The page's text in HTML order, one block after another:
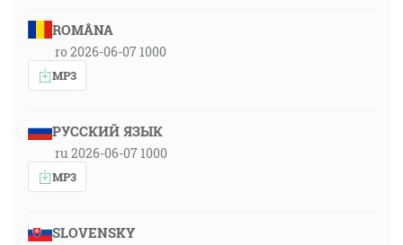
ROMÂNA
ro 2026-06-07 1000
MP3
РУССКИЙ ЯЗЫК
ru 2026-06-07 1000
MP3
SLOVENSKY